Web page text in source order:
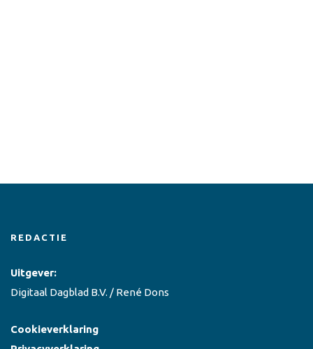
REDACTIE
Uitgever:
Digitaal Dagblad B.V. / René Dons
Cookieverklaring